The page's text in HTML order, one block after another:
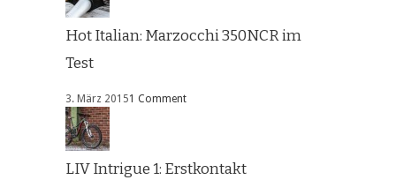
Hot Italian: Marzocchi 350NCR im
Test
3. März 20151 Comment
LIV Intrigue 1: Erstkontakt